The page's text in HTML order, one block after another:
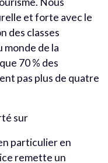
et forte avec le
des classes
monde de la
70 % des
pas plus de quatre
sur
particulier en
remette un